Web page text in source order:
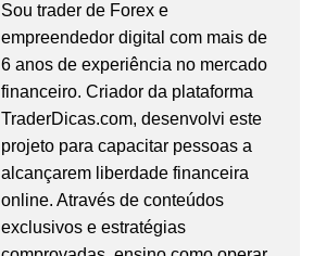
Sou trader de Forex e
empreendedor digital com mais de
6 anos de experiência no mercado
financeiro. Criador da plataforma
TraderDicas.com, desenvolvi este
projeto para capacitar pessoas a
alcançarem liberdade financeira
online. Através de conteúdos
exclusivos e estratégias